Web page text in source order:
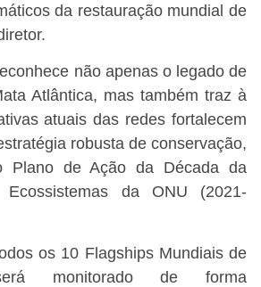
da restauração mundial de
não apenas o legado de
Atlântica, mas também traz à
atuais das redes fortalecem
robusta de conservação,
Plano de Ação da Década da
Ecossistemas da ONU (2021-
os 10 Flagships Mundiais de
monitorado de forma